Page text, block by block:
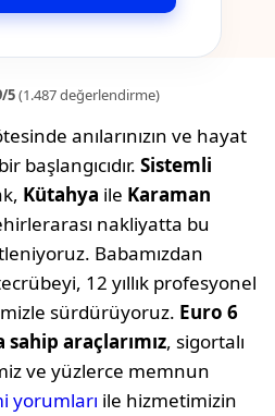
5(1.487 değerlendirme)
anılarınızın ve hayat
başlangıcıdır. Sistemli
Kütahya ile Karaman
nakliyatta bu
Babamızdan
12 yıllık profesyonel
sürdürüyoruz. Euro 6
araçlarımız, sigortalı
ve yüzlerce memnun
yorumları ile hizmetimizin